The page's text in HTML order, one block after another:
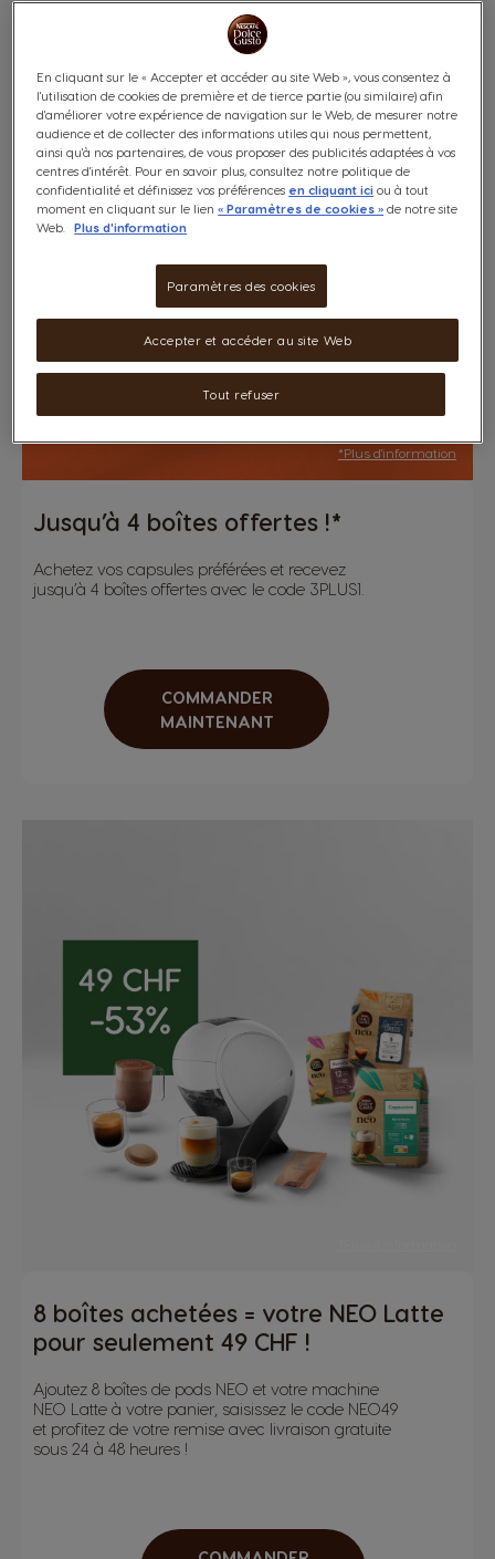
Jusqu’à 4 boîtes offertes !*
Achetez vos capsules préférées et recevez
jusqu’à 4 boîtes offertes avec le code 3PLUS1.
COMMANDER
MAINTENANT
*Plus d'information
8 boîtes achetées = votre NEO Latte
pour seulement 49 CHF !
Ajoutez 8 boîtes de pods NEO et votre machine
NEO Latte à votre panier, saisissez le code NEO49
et profitez de votre remise avec livraison gratuite
sous 24 à 48 heures !
En cliquant sur le « Accepter et accéder au site Web », vous consentez à
l'utilisation de cookies de première et de tierce partie (ou similaire) afin
d'améliorer votre expérience de navigation sur le Web, de mesurer notre
audience et de collecter des informations utiles qui nous permettent,
ainsi qu'à nos partenaires, de vous proposer des publicités adaptées à vos
centres d'intérêt. Pour en savoir plus, consultez notre politique de
confidentialité et définissez vos préférences en cliquant ici ou à tout
moment en cliquant sur le lien« Paramètres de cookies » de notre site
Web.
Plus d'information
Paramètres des cookies
Tout refuser
Accepter et accéder au site Web